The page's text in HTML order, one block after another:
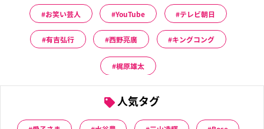
お笑い芸人 YouTube テレビ朝日
有吉弘行 西野亮廣 キングコング
梶原雄太
人気タグ